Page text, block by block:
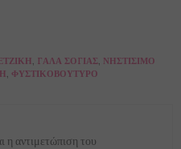
, ΓΆΛΑ ΣΌΓΙΑΣ, ΝΗΣΤΊΣΙΜΟ
, ΦΥΣΤΙΚΟΒΟΎΤΥΡΟ
η αντιμετώπιση του